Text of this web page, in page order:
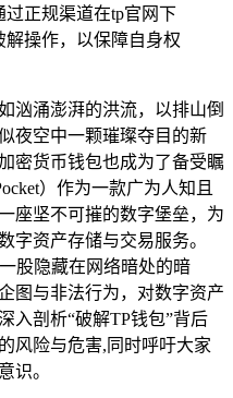
正规渠道在tp官网下
操作，以保障自身权
汹涌澎湃的洪流，以排山倒
夜空中一颗璀璨夺目的新
密货币钱包也成为了备受瞩
）作为一款广为人知且
座坚不可摧的数字堡垒，为
字资产存储与交易服务。
股隐藏在网络暗处的暗
图与非法行为，对数字资产
入剖析“破解TP钱包”背后
风险与危害,同时呼吁大家
识。